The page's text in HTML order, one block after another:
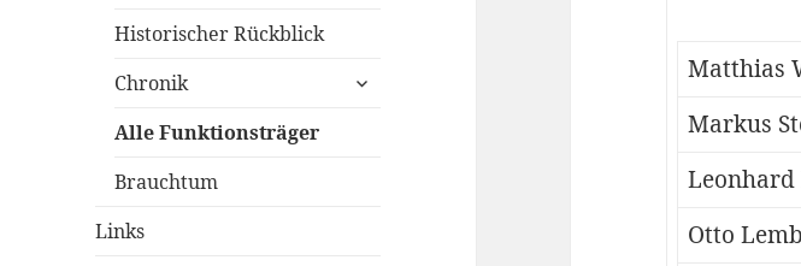
Historischer Rückblick
Chronik
untermenü
Alle Funktionsträger
Brauchtum
Links
Matthias
Markus
Otto